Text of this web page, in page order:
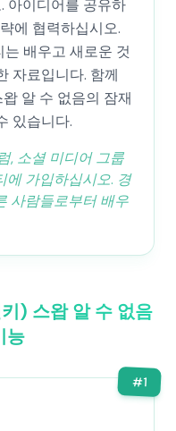
아이디어를 공유하
에 협력하십시오.
배우고 새로운 것
자료입니다. 함께
알 수 없음의 잠재
있습니다.
, 소셜 미디어 그룹
에 가입하십시오. 경
사람들로부터 배우
) 스왑 알 수 없음
능
#1